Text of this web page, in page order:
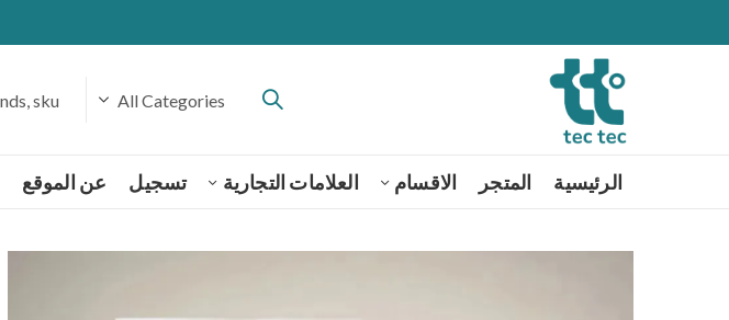
الرئيسية المتجر الاقسام العلامات التجارية تسجيل عن الموقع